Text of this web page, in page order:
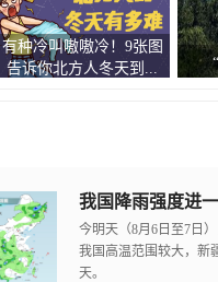
有种冷叫嗷嗷冷！9张图
告诉你北方人冬天到...
今明天（8月6日至7日
我国高温范围较大，新
天。